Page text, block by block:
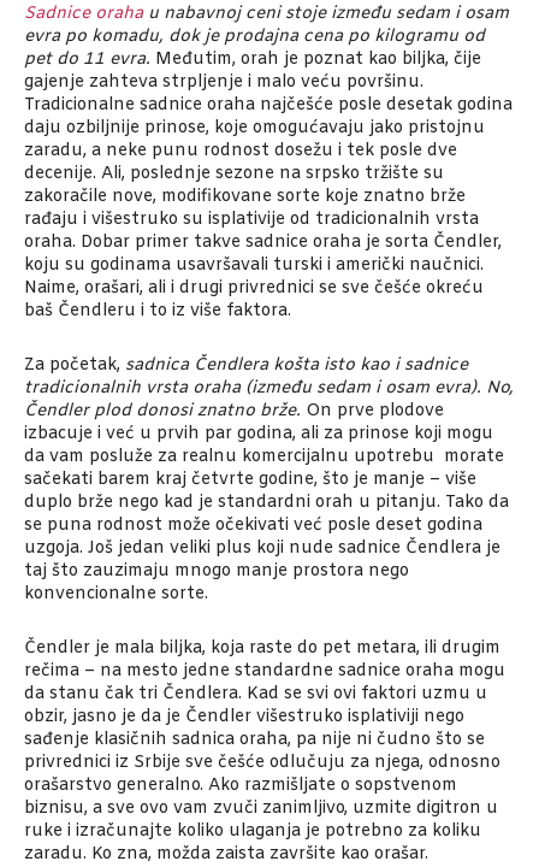
Sadnice orahau nabavnoj ceni stoje između sedam i osam
evra po komadu, dok je prodajna cena po kilogramu od
pet do 11 evra. Međutim, orah je poznat kao biljka, čije
gajenje zahteva strpljenje i malo veću površinu.
Tradicionalne sadnice oraha najčešće posle desetak godina
daju ozbiljnije prinose, koje omogućavaju jako pristojnu
zaradu, a neke punu rodnost dosežu i tek posle dve
decenije. Ali, poslednje sezone na srpsko tržište su
zakoračile nove, modifikovane sorte koje znatno brže
rađaju i višestruko su isplativije od tradicionalnih vrsta
oraha. Dobar primer takve sadnice oraha je sorta Čendler,
koju su godinama usavršavali turski i američki naučnici.
Naime, orašari, ali i drugi privrednici se sve češće okreću
baš Čendleru i to iz više faktora.
Za početak, sadnica Čendlera košta isto kao i sadnice
tradicionalnih vrsta oraha (između sedam i osam evra). No,
Čendler plod donosi znatno brže. On prve plodove
izbacuje i već u prvih par godina, ali za prinose koji mogu
da vam posluže za realnu komercijalnu upotrebu morate
sačekati barem kraj četvrte godine, što je manje – više
duplo brže nego kad je standardni orah u pitanju. Tako da
se puna rodnost može očekivati već posle deset godina
uzgoja. Još jedan veliki plus koji nude sadnice Čendlera je
taj što zauzimaju mnogo manje prostora nego
konvencionalne sorte.
Čendler je mala biljka, koja raste do pet metara, ili drugim
rečima – na mesto jedne standardne sadnice oraha mogu
da stanu čak tri Čendlera. Kad se svi ovi faktori uzmu u
obzir, jasno je da je Čendler višestruko isplativiji nego
sađenje klasičnih sadnica oraha, pa nije ni čudno što se
privrednici iz Srbije sve češće odlučuju za njega, odnosno
orašarstvo generalno. Ako razmišljate o sopstvenom
biznisu, a sve ovo vam zvuči zanimljivo, uzmite digitron u
ruke i izračunajte koliko ulaganja je potrebno za koliku
zaradu. Ko zna, možda zaista završite kao orašar.